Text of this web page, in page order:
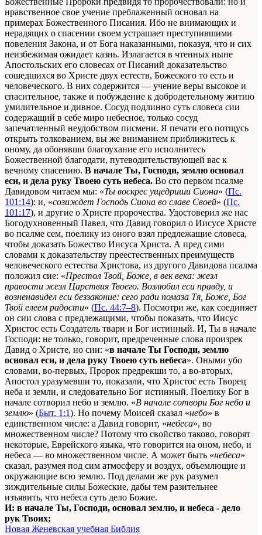
нравственное свое учение преблаженный основал на
примерах Божественного Писания. Ибо не внимающих и
нерадящих о спасении своем устрашает преступившими
повеления Закона, и от Бога наказанными, показуя, что и сих
неизбежимая ожидает казнь. Излагается в чтенных ныне
Апостольских его словесах от Писаний доказательство
сошедшихся во Христе двух естеств, Божеского то есть и
человеческого. В них содержится — учение веры высокое и
спасительное, также и побуждение к добродетельному житию
умилительное и дивное. Сосуд подлинно суть словеса сии
содержащий в себе миро небесное, только сосуд
запечатленный неудобством писмени. Я печати его потщусь
открыть толкованием, вы же вниманием приближитесь к
оному, да обонявши благоухание его исполнитесь
Божественной благодати, путеводительствующей вас к
вечному спасению. В начале Ты, Господи, землю основал
еси, и дела руку Твоею суть небеса. Во сто первом псалме
Давидовом читаем мы: «Ты воскрес ущедриши Сиона» (Пс.
101:14): и, «созиждет Господь Сиона во славе Своей» (Пс.
101:17), и другие о Христе пророчества. Удостоверил же нас
Богодухновенный Павел, что Давид говорил о Иисусе Христе
во псалме сем, поелику из оного взял предлежащие словеса,
чтобы доказать Божество Иисуса Христа. А пред сими
словами к доказательству преестественных преимуществ
человеческого естества Христова, из другого Давидова псалма
положил сие: «Престол Твой, Боже, в век века: жезл
правости жезл Царствия Твоего. Возлюбил еси правду, и
возненавидел еси беззаконие: сего ради помаза Тя, Боже, Бог
Твой елеем радости» (Пс. 44:7–8). Посмотри же, как соединяет
он сии слова с предлежащими, чтобы показать, что Иисус
Христос есть Создатель твари и Бог истинный. И, Ты в начале
Господи: не только, говорит, предреченные слова произрек
Давид о Христе, но сии: «в начале Ты Господи, землю
основал еси, и дела руку Твоею суть небеса». Оными убо
словами, во-первых, Пророк предрекши то, а во-вторых,
Апостол уразумевши то, показали, что Христос есть Творец
неба и земли, и следовательно Бог истинный. Поелику Бог в
начале сотворил небо и землю. «В начале сотвори Бог небо и
землю» (Быт. 1:1). Но почему Моисей сказал «небо» в
единственном числе: а Давид говорит, «небеса», во
множественном числе? Потому что свойство таково, говорят
некоторые, Еврейского языка, что говорится на оном, небо, и
небеса — во множественном числе. А может быть «небеса»
сказал, разумея под сим атмосферу и воздух, объемлющие и
окружающие всю землю. Под делами же рук разумел
зиждительные силы Божеские, дабы тем разительнее
изъявить, что небеса суть дело Божие.
И: в начале Ты, Господи, основал землю, и небеса - дело
рук Твоих;
Новая Женевская учебная Библия